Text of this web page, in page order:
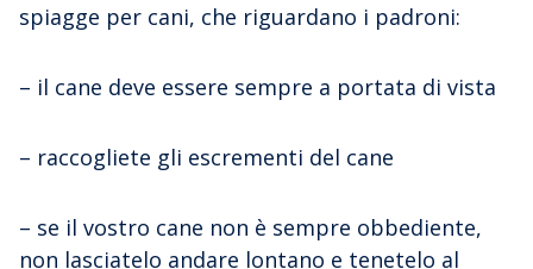
spiagge per cani, che riguardano i padroni:
– il cane deve essere sempre a portata di vista
– raccogliete gli escrementi del cane
– se il vostro cane non è sempre obbediente,
non lasciatelo andare lontano e tenetelo al